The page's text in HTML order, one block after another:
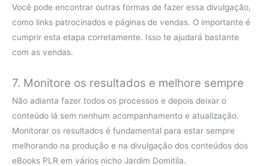
Você pode encontrar outras formas de fazer essa divulgação,
como links patrocinados e páginas de vendas. O importante é
cumprir esta etapa corretamente. Isso te ajudará bastante
com as vendas.
7. Monitore os resultados e melhore sempre
Não adianta fazer todos os processos e depois deixar o
conteúdo lá sem nenhum acompanhamento e atualização.
Monitorar os resultados é fundamental para estar sempre
melhorando na produção e na divulgação dos conteúdos dos
eBooks PLR em vários nicho Jardim Domitila.